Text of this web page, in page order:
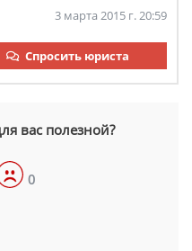
3 марта 2015 г. 20:59
Спросить юриста
вас полезной?
0